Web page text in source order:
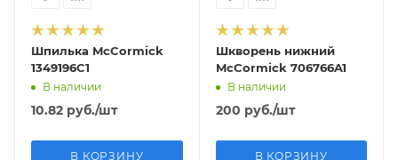
Шпилька McCormick
1349196C1
В наличии
10.82 руб./шт
В КОРЗИНУ
Шкворень нижний
McCormick 706766A1
В наличии
200 руб./шт
В КОРЗИНУ